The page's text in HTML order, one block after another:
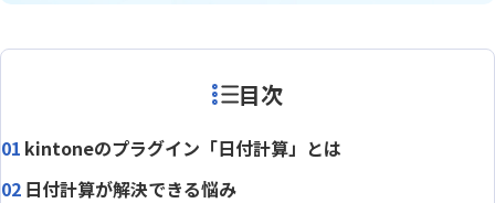
目次
kintoneのプラグイン「日付計算」とは
日付計算が解決できる悩み